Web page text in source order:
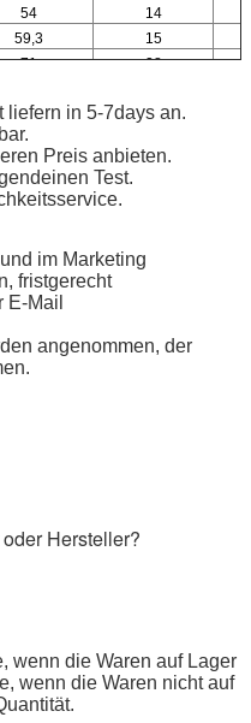
54
14
59,3
15
71 28
liefern in 5-7days an.
Preis anbieten.
Test.
im Marketing
fristgerecht
E-Mail
angenommen, der
Hersteller?
wenn die Waren auf Lager
wenn die Waren nicht auf